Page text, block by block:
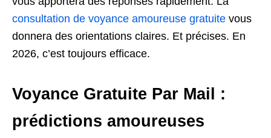
consultation de voyance amoureuse gratuite vous
donnera des orientations claires. Et précises. En
2026, c’est toujours efficace.
Voyance Gratuite Par Mail :
prédictions amoureuses